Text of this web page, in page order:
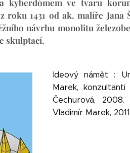
roku 1431 od ak. malíře
návrhu monolitu
skulptací.
Ideový námět :
Marek,
Čechurová,
Vladimír Marek,